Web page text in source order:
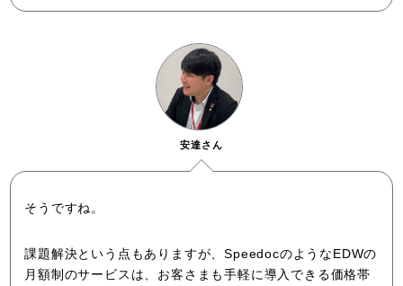
そうですね。
課題解決という点もありますが、SpeedocのようなEDWの
月額制のサービスは、お客さまも手軽に導入できる価格帯
安達さん